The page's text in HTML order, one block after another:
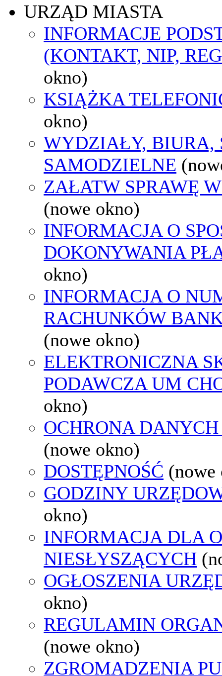
URZĄD MIASTA
INFORMACJE
(KONTAKT, NIP,
okno)
KSIĄŻKA
okno)
WYDZIAŁY, BIURA,
SAMODZIELNE
ZAŁATW SPRAWĘ
(nowe okno)
INFORMACJA O
DOKONYWANIA
okno)
INFORMACJA O
RACHUNKÓW
(nowe okno)
ELEKTRONICZNA
PODAWCZA UM
okno)
OCHRONA
(nowe okno)
DOSTĘPNOŚĆ (nowe
GODZINY
okno)
INFORMACJA DLA
NIESŁYSZĄCYCH
OGŁOSZENIA
okno)
REGULAMIN
(nowe okno)
ZGROMADZENIA